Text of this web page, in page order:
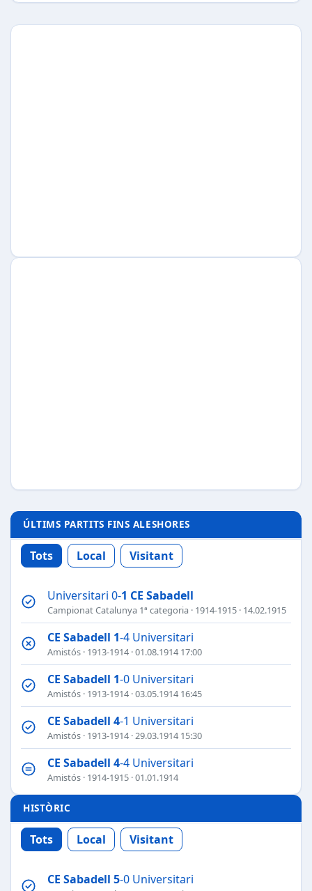
ÚLTIMS PARTITS FINS ALESHORES
Tots Local Visitant
Universitari 0-1 CE Sabadell
Campionat Catalunya 1ª categoria · 1914-1915 · 14.02.1915
CE Sabadell 1-4 Universitari
Amistós · 1913-1914 · 01.08.1914 17:00
CE Sabadell 1-0 Universitari
Amistós · 1913-1914 · 03.05.1914 16:45
CE Sabadell 4-1 Universitari
Amistós · 1913-1914 · 29.03.1914 15:30
CE Sabadell 4-4 Universitari
Amistós · 1914-1915 · 01.01.1914
HISTÒRIC
Tots Local Visitant
CE Sabadell 5-0 Universitari